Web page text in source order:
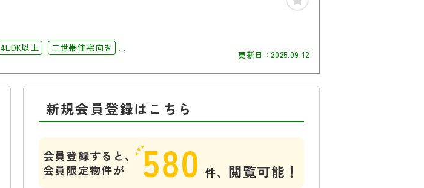
4LDK以上
二世帯住宅向き
更新日：2025.09.12
新規会員登録はこちら
会員登録すると、
会員限定物件が
580 件、 閲覧可能！